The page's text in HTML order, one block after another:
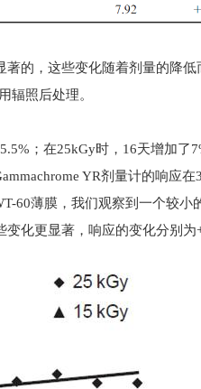
的，这些变化随着剂量的降
辐照后处理。
；在25kGy时，16天增加了
YR剂量计的响应
60薄膜，我们观察到一个较小
化更显著，响应的变化分别为